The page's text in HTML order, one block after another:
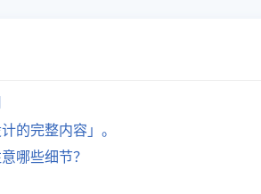
的完整内容」。
哪些细节？